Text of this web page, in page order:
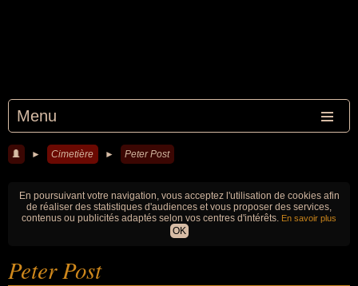
Menu
► Cimetière ► Peter Post
En poursuivant votre navigation, vous acceptez l'utilisation de cookies afin
de réaliser des statistiques d'audiences et vous proposer des services,
contenus ou publicités adaptés selon vos centres d'intérêts. En savoir plus
OK
Peter Post